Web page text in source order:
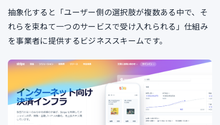
抽象化すると「ユーザー側の選択肢が複数ある中で、そ
れらを束ねて一つのサービスで受け入れられる」仕組み
を事業者に提供するビジネススキームです。